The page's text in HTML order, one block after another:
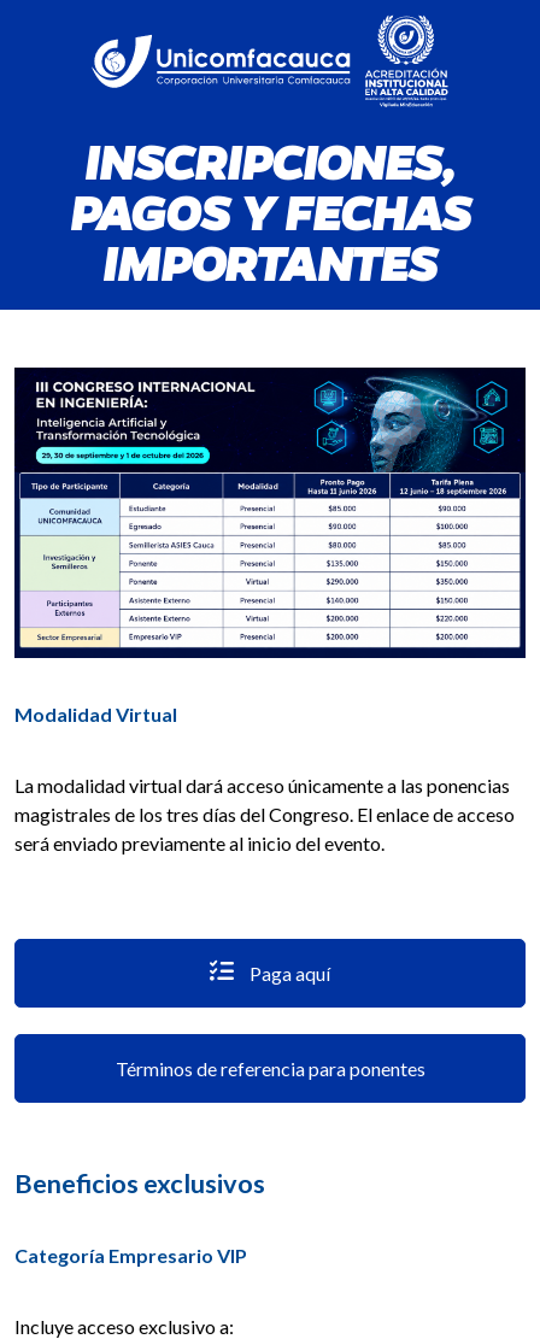
INSCRIPCIONES,
PAGOS Y FECHAS
IMPORTANTES
Modalidad Virtual
La modalidad virtual dará acceso únicamente a las ponencias
magistrales de los tres días del Congreso. El enlace de acceso
será enviado previamente al inicio del evento.
Paga aquí
Términos de referencia para ponentes
Beneficios exclusivos
Categoría Empresario VIP
Incluye acceso exclusivo a: